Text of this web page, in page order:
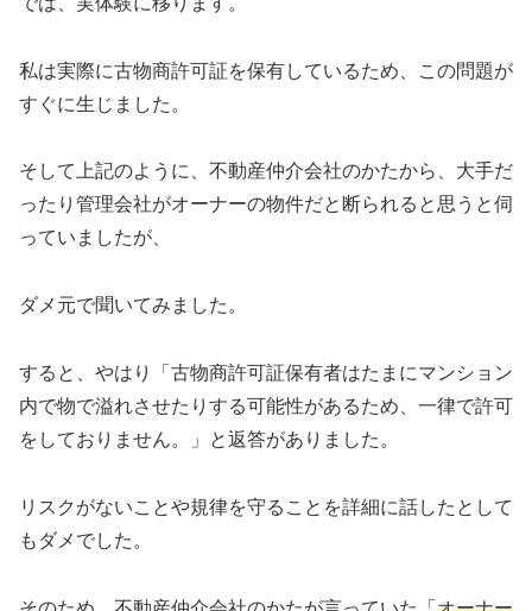
私は実際に古物商許可証を保有しているため、この問題が
すぐに生じました。
そして上記のように、不動産仲介会社のかたから、大手だ
ったり管理会社がオーナーの物件だと断られると思うと伺
っていましたが、
ダメ元で聞いてみました。
すると、やはり「古物商許可証保有者はたまにマンション
内で物で溢れさせたりする可能性があるため、一律で許可
をしておりません。」と返答がありました。
リスクがないことや規律を守ることを詳細に話したとして
もダメでした。